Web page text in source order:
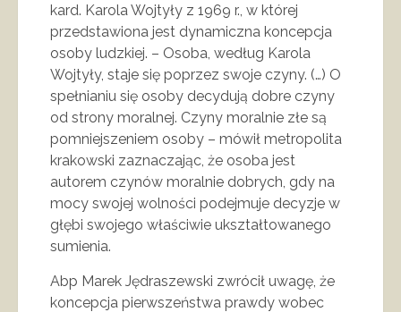
kard. Karola Wojtyły z 1969 r., w której
przedstawiona jest dynamiczna koncepcja
osoby ludzkiej. – Osoba, według Karola
Wojtyły, staje się poprzez swoje czyny. (…) O
spełnianiu się osoby decydują dobre czyny
od strony moralnej. Czyny moralnie złe są
pomniejszeniem osoby – mówił metropolita
krakowski zaznaczając, że osoba jest
autorem czynów moralnie dobrych, gdy na
mocy swojej wolności podejmuje decyzje w
głębi swojego właściwie ukształtowanego
sumienia.
Abp Marek Jędraszewski zwrócił uwagę, że
koncepcja pierwszeństwa prawdy wobec